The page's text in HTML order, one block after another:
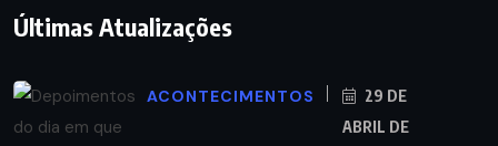
Últimas Atualizações
ACONTECIMENTOS
29 DE
ABRIL DE